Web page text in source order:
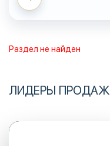
Раздел не найден
ЛИДЕРЫ ПРОДАЖ